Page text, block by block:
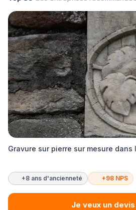
Gravure sur pierre sur mesure dans
+8 ans d'ancienneté +98 NPS
Je veux un